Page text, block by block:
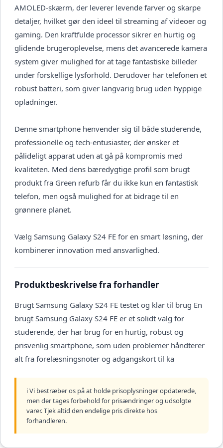
AMOLED-skærm, der leverer levende farver og skarpe
detaljer, hvilket gør den ideel til streaming af videoer og
gaming. Den kraftfulde processor sikrer en hurtig og
glidende brugeroplevelse, mens det avancerede kamera
system giver mulighed for at tage fantastiske billeder
under forskellige lysforhold. Derudover har telefonen et
robust batteri, som giver langvarig brug uden hyppige
opladninger.
Denne smartphone henvender sig til både studerende,
professionelle og tech-entusiaster, der ønsker et
pålideligt apparat uden at gå på kompromis med
kvaliteten. Med dens bæredygtige profil som brugt
produkt fra Green refurb får du ikke kun en fantastisk
telefon, men også mulighed for at bidrage til en
grønnere planet.
Vælg Samsung Galaxy S24 FE for en smart løsning, der
kombinerer innovation med ansvarlighed.
Produktbeskrivelse fra forhandler
Brugt Samsung Galaxy S24 FE testet og klar til brug En
brugt Samsung Galaxy S24 FE er et solidt valg for
studerende, der har brug for en hurtig, robust og
prisvenlig smartphone, som uden problemer håndterer
alt fra forelæsningsnoter og adgangskort til ka
ℹ️ Vi bestræber os på at holde prisoplysninger opdaterede,
men der tages forbehold for prisændringer og udsolgte
varer. Tjek altid den endelige pris direkte hos
forhandleren.